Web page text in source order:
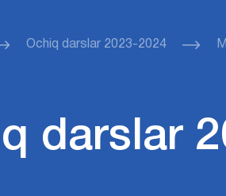
Ochiq darslar 2023-2024
darslar